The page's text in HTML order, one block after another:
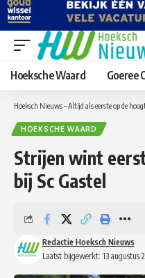
Hoeksche Waard Goeree
Hoeksch Nieuws – Altijd als eerste op de
HOEKSCHE WAARD
Strijen wint
bij Sc Gastel
Laatst bijgewerkt: 13 augustus
Redactie Hoeksch Nieuws